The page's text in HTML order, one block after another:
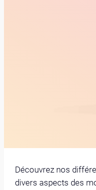
Découvrez nos
divers aspects des